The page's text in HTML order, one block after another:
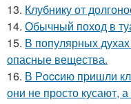
13. Клубнику от
14. Обычный поход в
15. В популярных
опасные вещества.
16. В Рoccию пpишли
они не просто кусают,